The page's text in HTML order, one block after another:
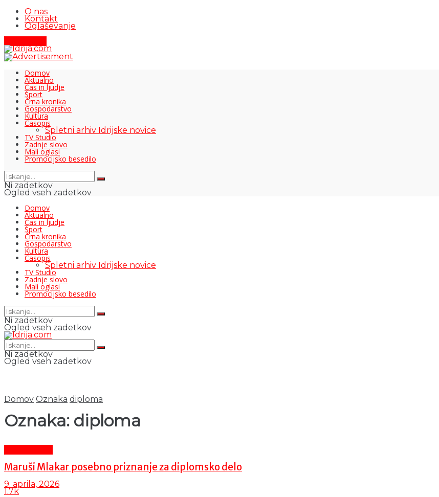
O nas
Kontakt
Oglaševanje
Domov
Aktualno
Čas in ljudje
Šport
Črna kronika
Gospodarstvo
Kultura
Časopis
Spletni arhiv Idrijske novice
TV Studio
Zadnje slovo
Mali oglasi
Promocijsko besedilo
Ni zadetkov
Ogled vseh zadetkov
Domov
Aktualno
Čas in ljudje
Šport
Črna kronika
Gospodarstvo
Kultura
Časopis
Spletni arhiv Idrijske novice
TV Studio
Zadnje slovo
Mali oglasi
Promocijsko besedilo
Ni zadetkov
Ogled vseh zadetkov
Ni zadetkov
Ogled vseh zadetkov
Domov Oznaka diploma
Oznaka: diploma
Maruši Mlakar posebno priznanje za diplomsko delo
9. aprila, 2026
1.7k